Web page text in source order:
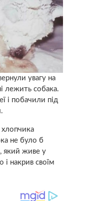
увагу на
лежить собака.
і побачили під
не було б
який живе у
і накрив своїм